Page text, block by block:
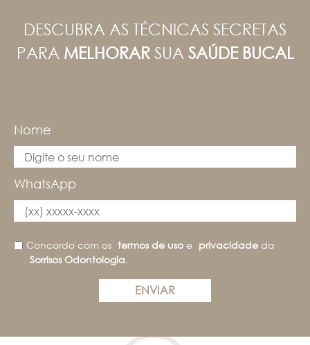
DESCUBRA AS TÉCNICAS SECRETAS
PARA MELHORARSUA SAÚDE BUCAL
Nome
WhatsApp
Concordo com os termos de uso e privacidade da
Sorrisos Odontologia.
ENVIAR